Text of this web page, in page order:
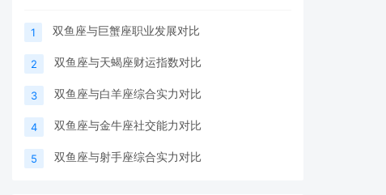
1 双鱼座与巨蟹座职业发展对比
2 双鱼座与天蝎座财运指数对比
3 双鱼座与白羊座综合实力对比
4 双鱼座与金牛座社交能力对比
5 双鱼座与射手座综合实力对比